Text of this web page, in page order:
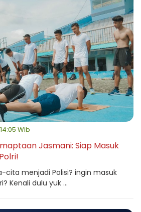
Wib
Jasmani: Siap Masuk
cita menjadi Polisi? ingin masuk
Kenali dulu yuk ...